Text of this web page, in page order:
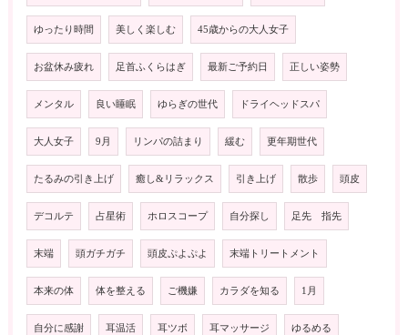
ゆったり時間 美しく楽しむ 45歳からの大人女子
お盆休み疲れ 足首ふくらはぎ 最新ご予約日 正しい姿勢
メンタル 良い睡眠 ゆらぎの世代 ドライヘッドスパ
大人女子 9月 リンパの詰まり 緩む 更年期世代
たるみの引き上げ 癒し&リラックス 引き上げ 散歩 頭皮
デコルテ 占星術 ホロスコープ 自分探し 足先 指先
末端 頭ガチガチ 頭皮ぷよぷよ 末端トリートメント
本来の体 体を整える ご機嫌 カラダを知る 1月
自分に感謝 耳温活 耳ツボ 耳マッサージ ゆるめる